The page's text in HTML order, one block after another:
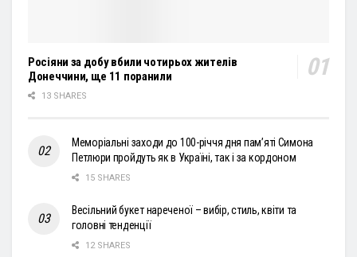
Росіяни за добу вбили чотирьох жителів
Донеччини, ще 11 поранили
13 SHARES
Меморіальні заходи до 100-річчя дня пам’яті Симона
Петлюри пройдуть як в Україні, так і за кордоном
15 SHARES
Весільний букет нареченої – вибір, стиль, квіти та
головні тенденції
12 SHARES